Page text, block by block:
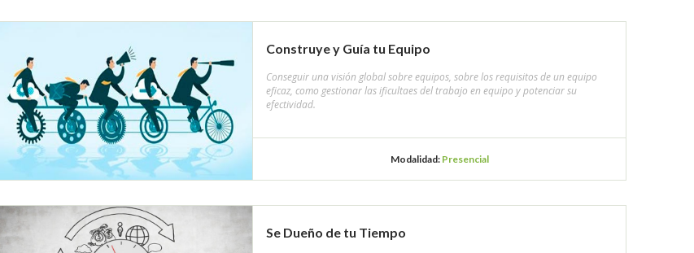
Construye y Guía tu Equipo
Conseguir una visión global sobre equipos, sobre los requisitos de un equipo
eficaz, como gestionar las ificultaes del trabajo en equipo y potenciar su
efectividad.
Modalidad: Presencial
Se Dueño de tu Tiempo